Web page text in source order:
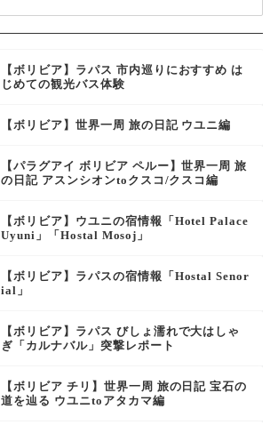
【ボリビア】ラパス 市内巡りにおすすめ は
じめての観光バス体験
【ボリビア】世界一周 旅の日記 ウユニ編
【パラグアイ ボリビア ペルー】世界一周 旅
の日記 アスンシオンtoクスコ/クスコ編
【ボリビア】ウユニの宿情報「Hotel Palace
Uyuni」「Hostal Mosoj」
【ボリビア】ラパスの宿情報「Hostal Senor
ial」
【ボリビア】ラパス びしょ濡れで大はしゃ
ぎ「カルナバル」突撃レポート
【ボリビア チリ】世界一周 旅の日記 宝石の
道を辿る ウユニtoアタカマ編